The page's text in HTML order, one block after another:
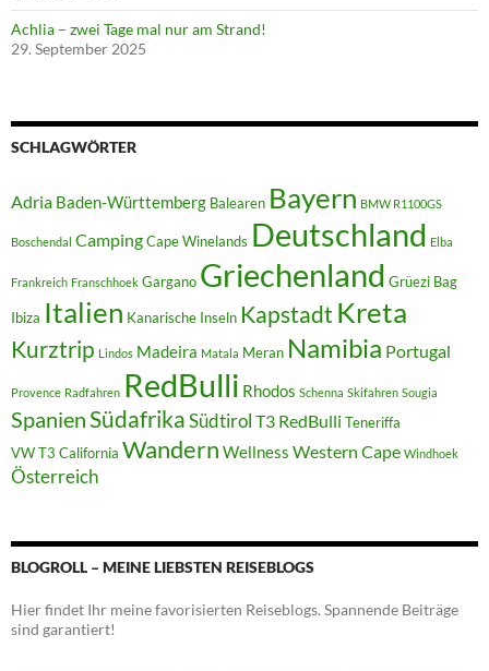
Achlia – zwei Tage mal nur am Strand!
29. September 2025
SCHLAGWÖRTER
Adria Baden-Württemberg Balearen Bayern BMW R1100GS
Boschendal CampingCape Winelands Deutschland Elba
Frankreich Franschhoek Gargano Griechenland Grüezi Bag
Ibiza Italien Kanarische Inseln Kapstadt Kreta
Kurztrip Lindos Madeira Matala Meran Namibia Portugal
Provence Radfahren RedBulli Rhodos Schenna Skifahren Sougia
SpanienSüdafrikaSüdtirol T3 RedBulli Teneriffa
VW T3 California Wandern Wellness Western Cape Windhoek
Österreich
BLOGROLL – MEINE LIEBSTEN REISEBLOGS
Hier findet Ihr meine favorisierten Reiseblogs. Spannende Beiträge
sind garantiert!